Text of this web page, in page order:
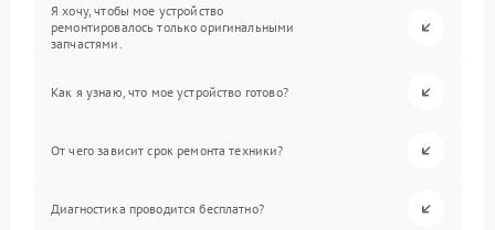
Я хочу, чтобы мое устройство
ремонтировалось только оригинальными
запчастями.
Как я узнаю, что мое устройство готово?
От чего зависит срок ремонта техники?
Диагностика проводится бесплатно?